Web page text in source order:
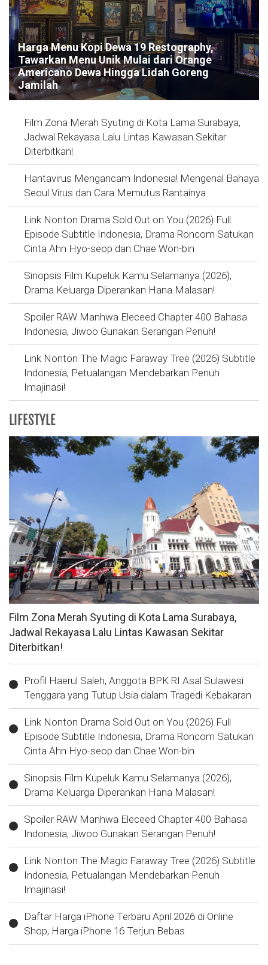
Harga Menu Kopi Dewa 19 Restography,
Tawarkan Menu Unik Mulai dari Orange
Americano Dewa Hingga Lidah Goreng
Jamilah
Film Zona Merah Syuting di Kota Lama Surabaya,
Jadwal Rekayasa Lalu Lintas Kawasan Sekitar
Diterbitkan!
Hantavirus Mengancam Indonesia! Mengenal Bahaya
Seoul Virus dan Cara Memutus Rantainya
Link Nonton Drama Sold Out on You (2026) Full
Episode Subtitle Indonesia, Drama Roncom Satukan
Cinta Ahn Hyo-seop dan Chae Won-bin
Sinopsis Film Kupeluk Kamu Selamanya (2026),
Drama Keluarga Diperankan Hana Malasan!
Spoiler RAW Manhwa Eleceed Chapter 400 Bahasa
Indonesia, Jiwoo Gunakan Serangan Penuh!
Link Nonton The Magic Faraway Tree (2026) Subtitle
Indonesia, Petualangan Mendebarkan Penuh
Imajinasi!
LIFESTYLE
Film Zona Merah Syuting di Kota Lama Surabaya,
Jadwal Rekayasa Lalu Lintas Kawasan Sekitar
Diterbitkan!
Profil Haerul Saleh, Anggota BPK RI Asal Sulawesi
Tenggara yang Tutup Usia dalam Tragedi Kebakaran
Link Nonton Drama Sold Out on You (2026) Full
Episode Subtitle Indonesia, Drama Roncom Satukan
Cinta Ahn Hyo-seop dan Chae Won-bin
Sinopsis Film Kupeluk Kamu Selamanya (2026),
Drama Keluarga Diperankan Hana Malasan!
Spoiler RAW Manhwa Eleceed Chapter 400 Bahasa
Indonesia, Jiwoo Gunakan Serangan Penuh!
Link Nonton The Magic Faraway Tree (2026) Subtitle
Indonesia, Petualangan Mendebarkan Penuh
Imajinasi!
Daftar Harga iPhone Terbaru April 2026 di Online
Shop, Harga iPhone 16 Terjun Bebas